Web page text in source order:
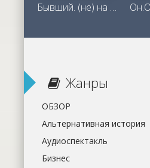
Бывший. (не) на одну ночь - Максимова
Жанры
ОБЗОР
Альтернативная история
Аудиоспектакль
Бизнес